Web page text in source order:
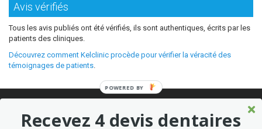
Avis vérifiés
Tous les avis publiés ont été vérifiés, ils sont authentiques, écrits par les
patients des cliniques.
Découvrez comment Kelclinic procède pour vérifier la véracité des
témoignages de patients.
Recevez 4 devis dentaires
POWERED
BY